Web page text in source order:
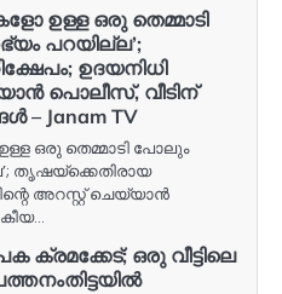
ഉള്ള ഒരു തെമ്മാടി
പറയില്ല’;
ഉദയനിധി
പൊലീസ്, വീടിന്
– Janam TV
ഒരു തെമ്മാടി പോലും
തൃഷയ്‌ക്കെതിരായ
അറസ്റ്റ് ചെയ്യാൻ
ക്രമക്കേട്; ഒരു വീട്ടിലെ